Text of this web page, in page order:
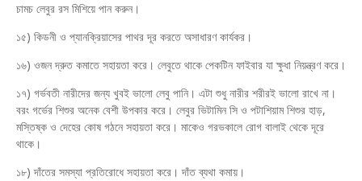
চামচ লেবুর রস মিশিয়ে পান করুন।
১৫) কিডনী ও প্যানক্রিয়াসের পাথর দূর করতে অসাধারণ কার্যকর।
১৬) ওজন দ্রুত কমাতে সহায়তা করে। লেবুতে থাকে পেকটিন ফাইবার যা ক্ষুধা নিয়ন্ত্রণ করে।
১৭) গর্ভবতী নারীদের জন্য খুবই ভালো লেবু পানি। এটা শুধু নারীর শরীরই ভালো রাখে না।
বরং গর্ভের শিশুর অনেক বেশী উপকার করে। লেবুর ভিটামিন সি ও পটাশিয়াম শিশুর হাড়,
মস্তিষ্ক ও দেহের কোষ গঠনে সহায়তা করে। মাকেও গরভকালে রোগ বালাই থেকে দূরে
থাকে।
১৮) দাঁতের সমস্যা প্রতিরোধে সহায়তা করে। দাঁত ব্যথা কমায়।